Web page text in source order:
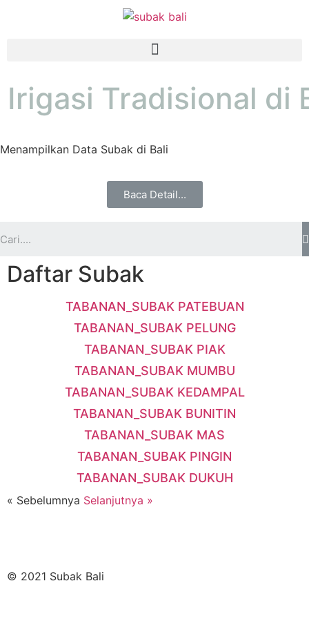
Irigasi Tradisional di
Menampilkan Data Subak di Bali
Baca Detail...
Daftar Subak
TABANAN_SUBAK PATEBUAN
TABANAN_SUBAK PELUNG
TABANAN_SUBAK PIAK
TABANAN_SUBAK MUMBU
TABANAN_SUBAK KEDAMPAL
TABANAN_SUBAK BUNITIN
TABANAN_SUBAK MAS
TABANAN_SUBAK PINGIN
TABANAN_SUBAK DUKUH
« Sebelumnya Selanjutnya »
© 2021 Subak Bali